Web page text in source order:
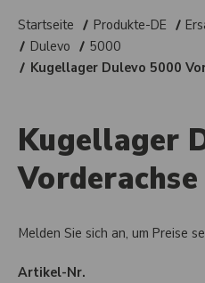
Startseite Produkte-DE
Dulevo
5000
Kugellager Dulevo 5000
Kugellager
Melden Sie sich an, um Preise
Artikel-Nr.